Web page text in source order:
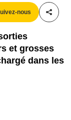
nous
et grosses
dans les